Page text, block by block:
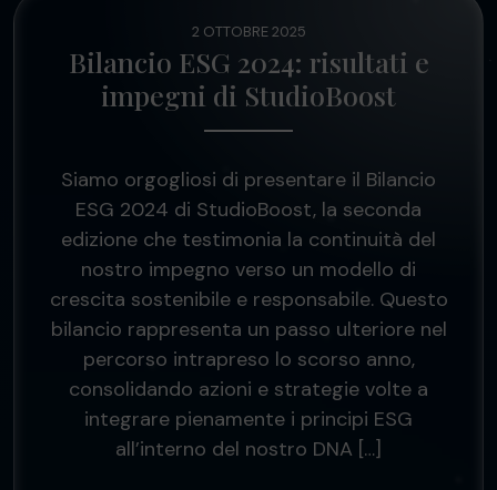
2 OTTOBRE 2025
Bilancio ESG 2024: risultati e
impegni di StudioBoost
Siamo orgogliosi di presentare il Bilancio
ESG 2024 di StudioBoost, la seconda
edizione che testimonia la continuità del
nostro impegno verso un modello di
crescita sostenibile e responsabile. Questo
bilancio rappresenta un passo ulteriore nel
percorso intrapreso lo scorso anno,
consolidando azioni e strategie volte a
integrare pienamente i principi ESG
all’interno del nostro DNA […]